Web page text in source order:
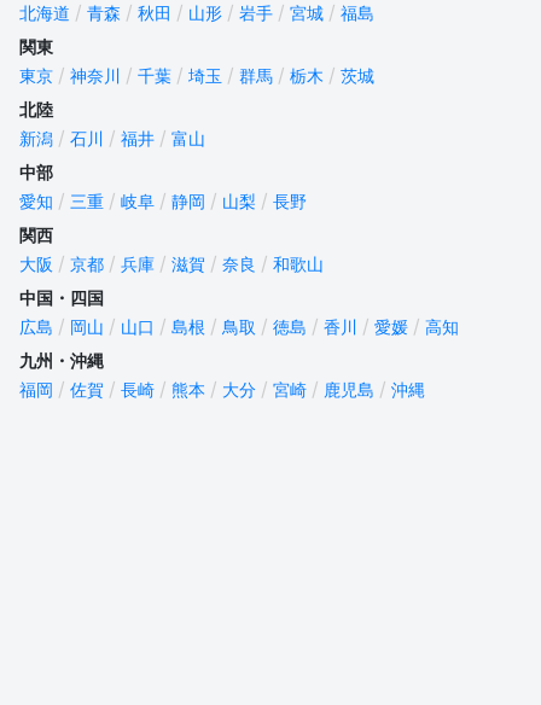
北海道
青森 秋田 山形 岩手 宮城
福島
関東
東京
神奈川 千葉 埼玉 群馬 栃木
茨城
北陸
新潟
石川 福井
富山
中部
愛知
三重 岐阜 静岡 山梨
長野
関西
大阪
京都 兵庫 滋賀 奈良
和歌山
中国・四国
広島
岡山 山口 島根 鳥取 徳島 香川 愛媛
高知
九州・沖縄
福岡
佐賀 長崎 熊本 大分 宮崎 鹿児島 沖縄